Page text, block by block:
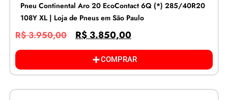
Pneu Continental Aro 20 EcoContact 6Q (*) 285/40R20
108Y XL | Loja de Pneus em São Paulo
R$3.950,00 R$ 3.850,00
COMPRAR